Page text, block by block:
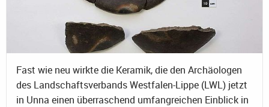
Fast wie neu wirkte die Keramik, die den Archäologen
des Landschaftsverbands Westfalen-Lippe (LWL) jetzt
in Unna einen überraschend umfangreichen Einblick in